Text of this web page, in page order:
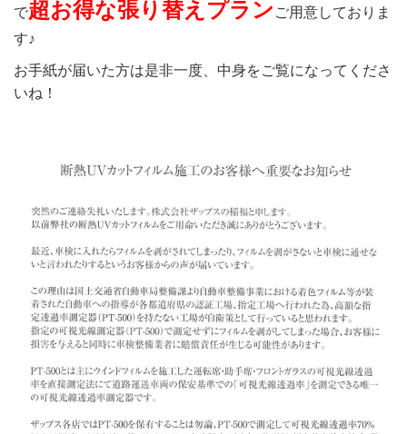
で超お得な張り替えプラン ご用意しておりま
す♪
お手紙が届いた方は是非一度、中身をご覧になってくださ
いね！